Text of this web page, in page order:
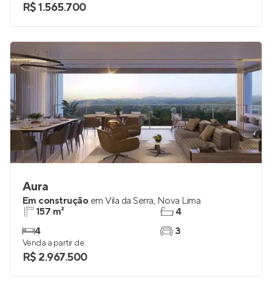
R$ 1.565.700
Aura
Em construção em Vila da Serra, Nova Lima
157 m²
4
4
3
Venda a partir de
R$ 2.967.500